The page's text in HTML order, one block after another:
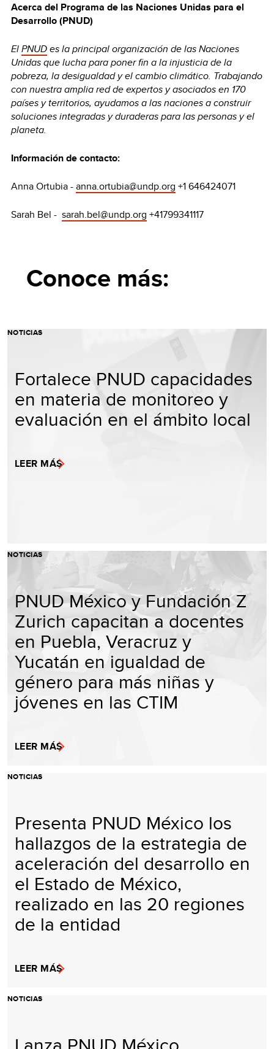
Acerca del Programa de las Naciones Unidas para el
Desarrollo (PNUD)
ElPNUDes la principal organización de las Naciones
Unidas que lucha para poner fin a la injusticia de la
pobreza, la desigualdad y el cambio climático. Trabajando
con nuestra amplia red de expertos y asociados en 170
países y territorios, ayudamos a las naciones a construir
soluciones integradas y duraderas para las personas y el
planeta.
Información de contacto:
Anna Ortubia -anna.ortubia@undp.org +1 646424071
Sarah Bel - sarah.bel@undp.org +41799341117
Conoce más:
NOTICIAS
Fortalece PNUD capacidades
en materia de monitoreo y
evaluación en el ámbito local
LEER MÁS
NOTICIAS
PNUD México y Fundación Z
Zurich capacitan a docentes
en Puebla, Veracruz y
Yucatán en igualdad de
género para más niñas y
jóvenes en las CTIM
LEER MÁS
NOTICIAS
Presenta PNUD México los
hallazgos de la estrategia de
aceleración del desarrollo en
el Estado de México,
realizado en las 20 regiones
de la entidad
LEER MÁS
NOTICIAS